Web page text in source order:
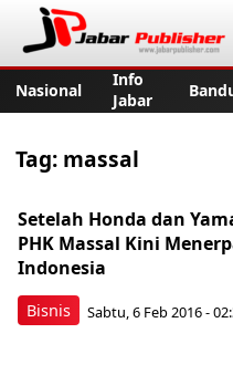
Nasional
Info
Jabar
Tag: massal
Bisnis
Setelah Honda dan
PHK Massal Kini
Indonesia
Sabtu, 6 Feb 2016 -